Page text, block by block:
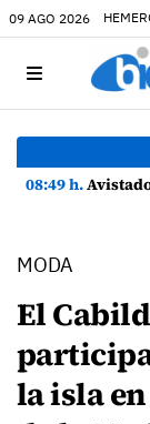
09 AGO 2026
08:49 h.Avistados pollos
MODA
El
la isla